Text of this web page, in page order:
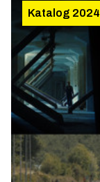
Katalog 2024